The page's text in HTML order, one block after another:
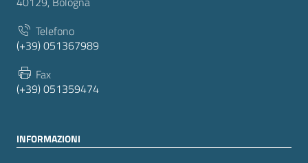
Telefono
(+39) 051367989
Fax
(+39) 051359474
INFORMAZIONI